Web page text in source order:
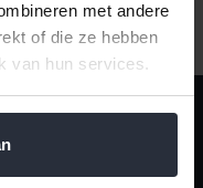
met andere
of die ze hebben
van hun services.